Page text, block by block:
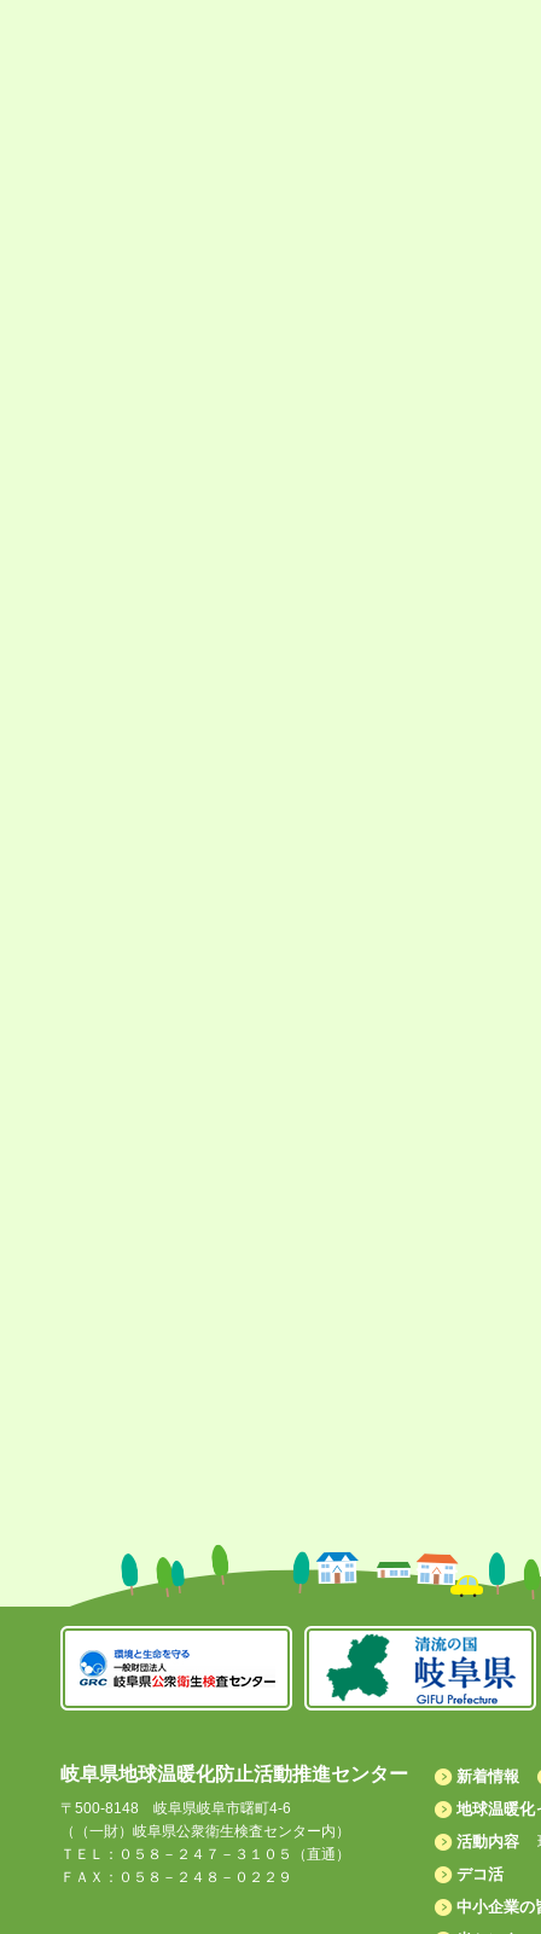
岐阜県地球温暖化防止活動推進センター
〒500-8148 岐阜県岐阜市曙町4-6
（（一財）岐阜県公衆衛生検査センター内）
ＴＥＬ：０５８－２４７－３１０５（直通）
ＦＡＸ：０５８－２４８－０２２９
新着情報
地球温暖化
活動内容
デコ活
中小企業の